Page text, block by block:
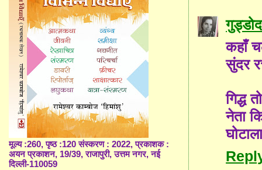
कहाँ
सुंदर
गिद्ध
नेता
मूल्य :260, पृष्ठ :120 संस्करण : 2022, प्रकाशक :
अयन प्रकाशन, 19/39, राजापुरी, उत्तम नगर, नई
दिल्ली-110059